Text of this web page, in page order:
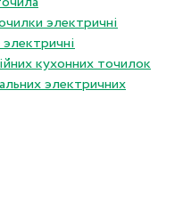
электричнi
кухонних точилок
электричних